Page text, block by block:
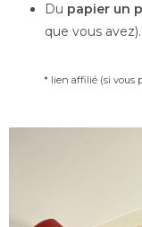
Du papier un
que vous avez).
* lien affilié (si vous